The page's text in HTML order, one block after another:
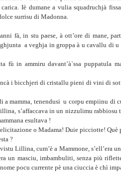
Iè dumane a vulia squadruchjà
surrisu di Madonna.
fà, in stu paese, à ott’ore di mane,
ghjunta a veghja in groppa à u cavallu di
fù in ammiru davant’à`ssa puppatula
i bicchjeri di cristallu pieni di vini di
a mamma, tenendusi u corpu empiinu di
s’affaccava in un nizzulimu rabbiosu
esultava !
o Madama! Duie picciotte! Què
?
Lillina, cum’è a Mammone, s’ell’era
un masciu, imbambuliti, senza più
pocu currente pè una ciuccia è chì